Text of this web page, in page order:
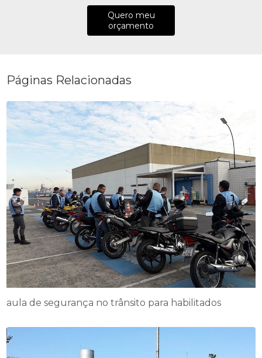
Quero meu
orçamento
Páginas Relacionadas
aula de segurança no trânsito para habilitados